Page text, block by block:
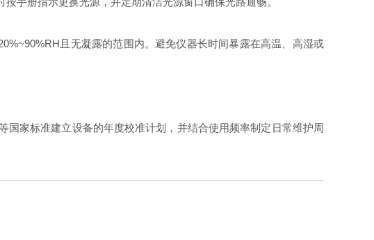
且无凝露的范围内。避免仪器长时间暴露在高温、高湿或
家标准建立设备的年度校准计划，并结合使用频率制定日常维护周